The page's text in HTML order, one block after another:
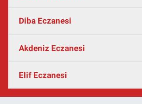
Diba Eczanesi
Akdeniz Eczanesi
Elif Eczanesi